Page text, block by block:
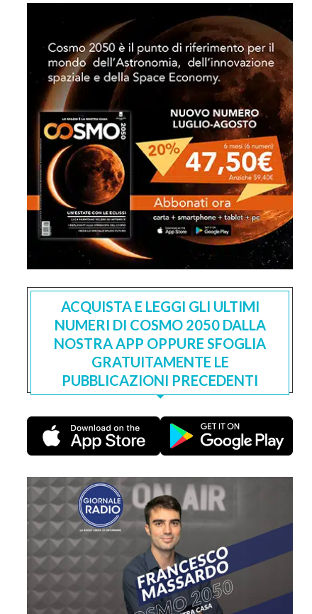
ACQUISTA E LEGGI GLI ULTIMI
NUMERI DI COSMO 2050 DALLA
NOSTRA APP OPPURE SFOGLIA
GRATUITAMENTE LE
PUBBLICAZIONI PRECEDENTI